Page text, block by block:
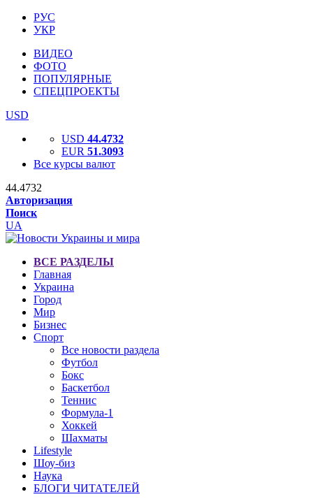
РУС
УКР
ВИДЕО
ФОТО
ПОПУЛЯРНЫЕ
СПЕЦПРОЕКТЫ
USD
USD 44.4732
EUR 51.3093
Все курсы валют
44.4732
Авторизация
Поиск
UA
ВСЕ РАЗДЕЛЫ
Главная
Украина
Город
Мир
Бизнес
Спорт
Все новости раздела
Футбол
Бокс
Баскетбол
Теннис
Формула-1
Хоккей
Шахматы
Lifestyle
Шоу-биз
Наука
БЛОГИ ЧИТАТЕЛЕЙ